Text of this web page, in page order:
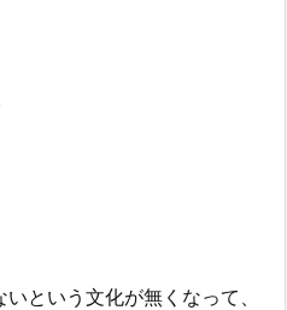
という文化が無くなって、